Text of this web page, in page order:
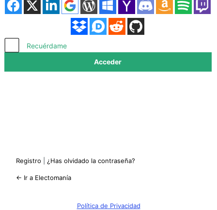
Acceder
Recuérdame
Registro ¿Has olvidado la contraseña?
← Ir a Electomanía
Política de Privacidad